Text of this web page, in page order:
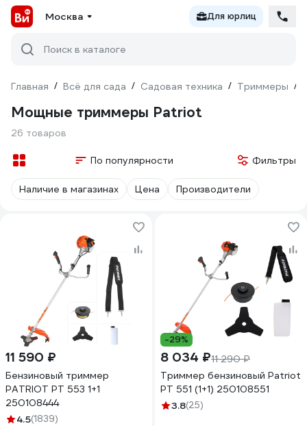
Москва Для юрлиц
Поиск в каталоге
Главная / Всё для сада / Садовая техника / Триммеры /
Мощные триммеры Patriot
26 товаров
По популярности Фильтры
Наличие в магазинах Цена Производители
11 590 ₽
Бензиновый триммер
PATRIOT PT 553 1+1
250108444
4.5(1839)
-29%
8 034 ₽11 290 ₽
Триммер бензиновый Patriot
PT 551 (1+1) 250108551
3.8(25)